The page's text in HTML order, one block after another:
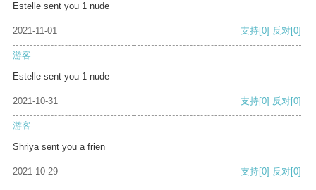
Estelle sent you 1 nude
2021-11-01 支持[0] 反对[0]
游客
Estelle sent you 1 nude
2021-10-31 支持[0] 反对[0]
游客
Shriya sent you a frien
2021-10-29 支持[0] 反对[0]